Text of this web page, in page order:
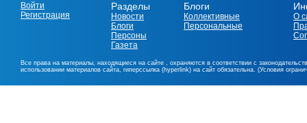
Войти
Регистрация
Разделы
Новости
Блоги
Персоны
Газета
Блоги
Коллективные
Персональные
О
Все права на материалы, находящиеся на сайте , охраняются в соответствии с
использовании материалов сайта, гиперссылка (hyperlink) на сайт обязательна. (Условия